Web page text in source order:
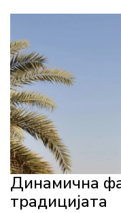
Динамична
традицијата